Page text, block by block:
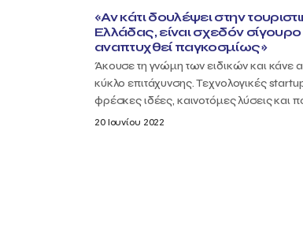
«Αν κάτι δουλέψει στην
Ελλάδας, είναι σχεδόν σίγουρο
αναπτυχθεί παγκοσμίως»
Άκουσε τη γνώμη των ειδικών και κάνε
κύκλο επιτάχυνσης. Τεχνολογικές
φρέσκες ιδέες, καινοτόμες λύσεις και
20 Ιουνίου 2022